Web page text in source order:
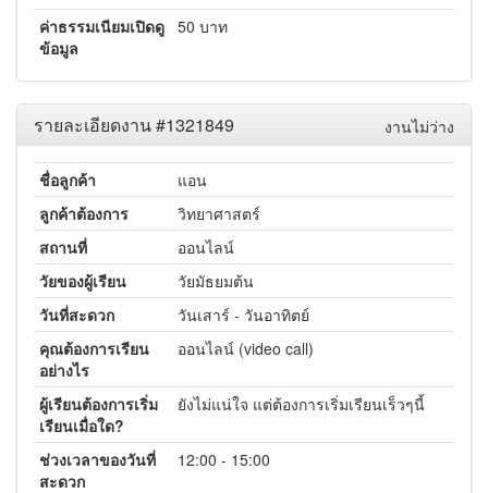
ค่าธรรมเนียมเปิดดู
ข้อมูล
50 บาท
งานไม่ว่าง
รายละเอียดงาน #1321849
ชื่อลูกค้า
แอน
ลูกค้าต้องการ
วิทยาศาสตร์
สถานที่
ออนไลน์
วัยของผู้เรียน
วัยมัธยมต้น
วันที่สะดวก
วันเสาร์ - วันอาทิตย์
คุณต้องการเรียน
อย่างไร
ออนไลน์ (video call)
ผู้เรียนต้องการเริ่ม
เรียนเมื่อใด?
ยังไม่แน่ใจ แต่ต้องการเริ่มเรียนเร็วๆนี้
ช่วงเวลาของวันที่
สะดวก
12:00 - 15:00